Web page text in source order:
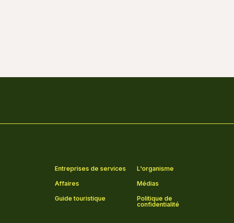
Entreprises de services
L'organisme
Affaires
Médias
Guide touristique
Politique de
confidentialité